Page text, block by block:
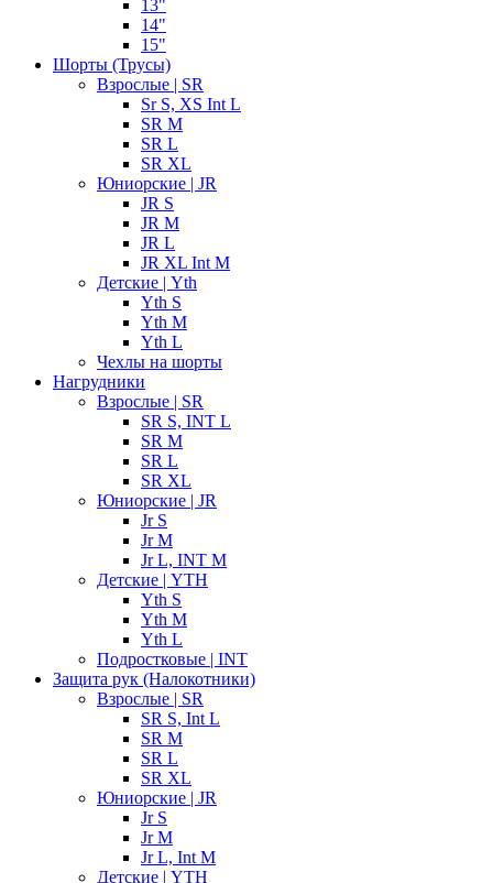
13"
14"
15"
Шорты (Трусы)
Взрослые | SR
Sr S, XS Int L
SR M
SR L
SR XL
Юниорские | JR
JR S
JR M
JR L
JR XL Int M
Детские | Yth
Yth S
Yth M
Yth L
Чехлы на шорты
Нагрудники
Взрослые | SR
SR S, INT L
SR M
SR L
SR XL
Юниорские | JR
Jr S
Jr M
Jr L, INT M
Детские | YTH
Yth S
Yth M
Yth L
Подростковые | INT
Защита рук (Налокотники)
Взрослые | SR
SR S, Int L
SR M
SR L
SR XL
Юниорские | JR
Jr S
Jr M
Jr L, Int M
Детские | YTH